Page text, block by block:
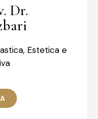
Dr.
Estetica e